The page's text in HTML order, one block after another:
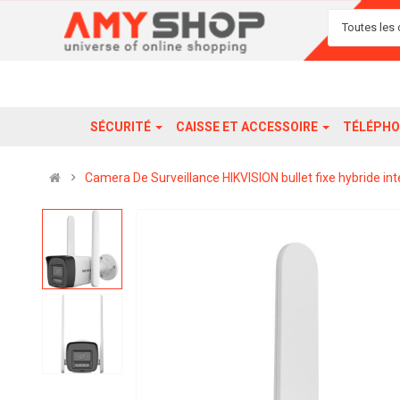
Toutes les
SÉCURITÉ CAISSE ET ACCESSOIRE
Camera De Surveillance HIKVISION bullet fixe hybride